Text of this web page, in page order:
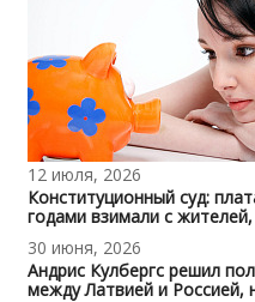
12 июля, 2026
Конституционный суд:
годами взимали с
30 июня, 2026
Андрис Кулбергс решил
между Латвией и Россией,